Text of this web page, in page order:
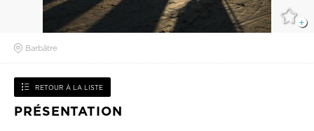
Barbâtre
RETOUR À LA LISTE
PRÉSENTATION